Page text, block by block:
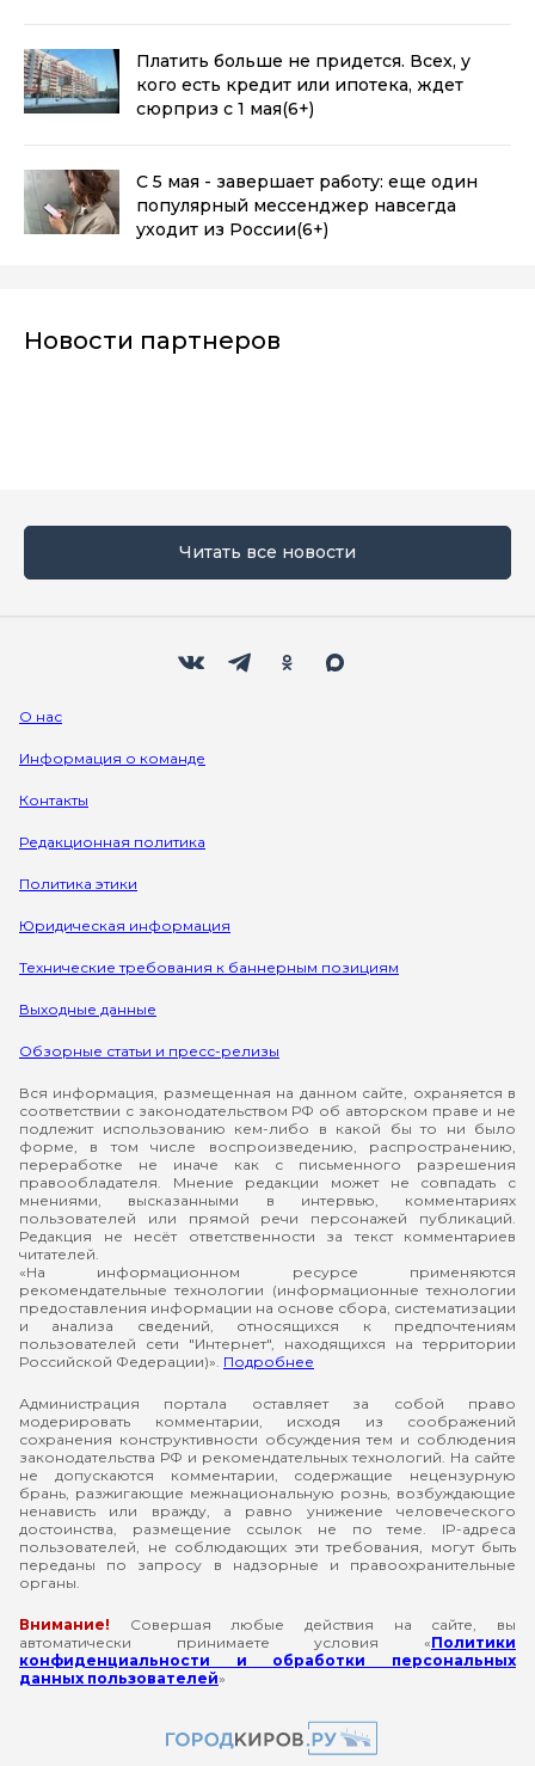
Платить больше не придется. Всех, у
кого есть кредит или ипотека, ждет
сюрприз с 1 мая(6+)
С 5 мая - завершает работу: еще один
популярный мессенджер навсегда
уходит из России(6+)
Новости партнеров
Читать все новости
О нас
Информация о команде
Контакты
Редакционная политика
Политика этики
Юридическая информация
Технические требования к баннерным позициям
Выходные данные
Обзорные статьи и пресс-релизы
Вся информация, размещенная на данном сайте, охраняется в
соответствии с законодательством РФ об авторском праве и не
подлежит использованию кем-либо в какой бы то ни было
форме, в том числе воспроизведению, распространению,
переработке не иначе как с письменного разрешения
правообладателя. Мнение редакции может не совпадать с
мнениями, высказанными в интервью, комментариях
пользователей или прямой речи персонажей публикаций.
Редакция не несёт ответственности за текст комментариев
читателей.
«На информационном ресурсе применяются
рекомендательные технологии (информационные технологии
предоставления информации на основе сбора, систематизации
и анализа сведений, относящихся к предпочтениям
пользователей сети "Интернет", находящихся на территории
Российской Федерации)». Подробнее
Администрация портала оставляет за собой право
модерировать комментарии, исходя из соображений
сохранения конструктивности обсуждения тем и соблюдения
законодательства РФ и рекомендательных технологий. На сайте
не допускаются комментарии, содержащие нецензурную
брань, разжигающие межнациональную рознь, возбуждающие
ненависть или вражду, а равно унижение человеческого
достоинства, размещение ссылок не по теме. IP-адреса
пользователей, не соблюдающих эти требования, могут быть
переданы по запросу в надзорные и правоохранительные
органы.
Внимание! Совершая любые действия на сайте, вы
автоматически принимаете условия «Политики
конфиденциальности и обработки персональных
данных пользователей»